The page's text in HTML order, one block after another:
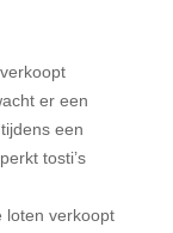
er een
een
tosti’s
verkoopt